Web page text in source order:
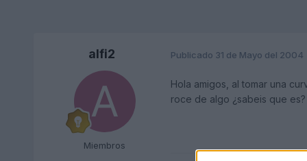
alfi2
Miembros
Publicado 31 de Mayo del 2004
Hola amigos, al tomar una
roce de algo ¿sabeis que es?